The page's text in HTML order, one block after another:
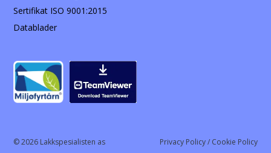
Sertifikat ISO 9001:2015
Datablader
© 2026 Lakkspesialisten as Privacy Policy / Cookie Policy